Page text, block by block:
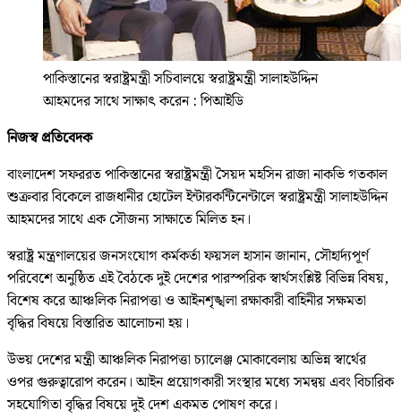
পাকিস্তানের স্বরাষ্ট্রমন্ত্রী সচিবালয়ে স্বরাষ্ট্রমন্ত্রী সালাহউদ্দিন
আহমদের সাথে সাক্ষাৎ করেন : পিআইডি
নিজস্ব প্রতিবেদক
বাংলাদেশ সফররত পাকিস্তানের স্বরাষ্ট্রমন্ত্রী সৈয়দ মহসিন রাজা নাকভি গতকাল
শুক্রবার বিকেলে রাজধানীর হোটেল ইন্টারকন্টিনেন্টালে স্বরাষ্ট্রমন্ত্রী সালাহউদ্দিন
আহমদের সাথে এক সৌজন্য সাক্ষাতে মিলিত হন।
স্বরাষ্ট্র মন্ত্রণালয়ের জনসংযোগ কর্মকর্তা ফয়সল হাসান জানান, সৌহার্দ্যপূর্ণ
পরিবেশে অনুষ্ঠিত এই বৈঠকে দুই দেশের পারস্পরিক স্বার্থসংশ্লিষ্ট বিভিন্ন বিষয়,
বিশেষ করে আঞ্চলিক নিরাপত্তা ও আইনশৃঙ্খলা রক্ষাকারী বাহিনীর সক্ষমতা
বৃদ্ধির বিষয়ে বিস্তারিত আলোচনা হয়।
উভয় দেশের মন্ত্রী আঞ্চলিক নিরাপত্তা চ্যালেঞ্জ মোকাবেলায় অভিন্ন স্বার্থের
ওপর গুরুত্বারোপ করেন। আইন প্রয়োগকারী সংস্থার মধ্যে সমন্বয় এবং বিচারিক
সহযোগিতা বৃদ্ধির বিষয়ে দুই দেশ একমত পোষণ করে।